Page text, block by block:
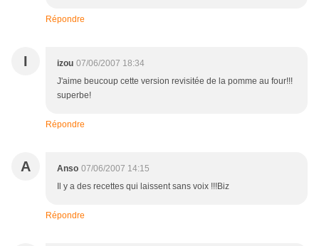
Répondre
I izou 07/06/2007 18:34
J'aime beucoup cette version revisitée de la pomme au four!!!
superbe!
Répondre
A Anso 07/06/2007 14:15
Il y a des recettes qui laissent sans voix !!!Biz
Répondre